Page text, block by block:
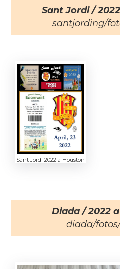
Sant Jordi /
santjording/
Sant Jordi 2022 a Houston
Diada / 2022
diada/